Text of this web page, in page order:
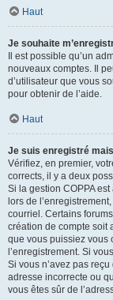
Haut
Je souhaite
Il est possible qu’un
nouveaux comptes. Il
d’utilisateur que vous
pour obtenir de l’aide.
Haut
Je suis enregistré
Vérifiez, en premier,
corrects, il y a deux
Si la gestion COPPA
lors de
courriel. Certains
création de compte soit
que vous puissiez vous
l’enregistrement. Si
Si vous n’avez pas
adresse incorrecte ou
vous êtes sûr de